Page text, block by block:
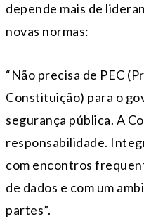
depende mais de
novas normas:
“Não precisa de PEC
Constituição) para o
segurança pública. A
responsabilidade.
com encontros
de dados e com um
partes”.